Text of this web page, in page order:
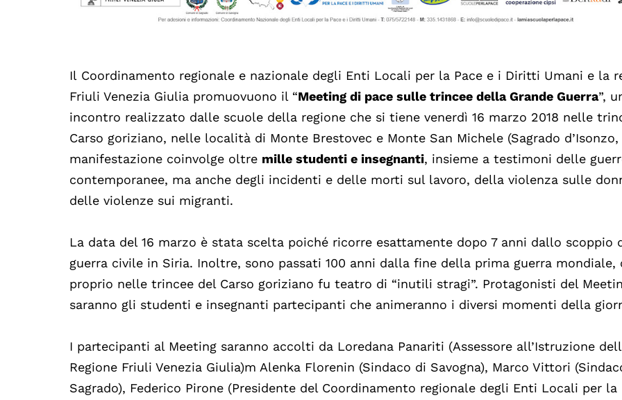
Il Coordinamento regionale e nazionale degli Enti Locali per la Pace e i Diritti Umani e la
Friuli Venezia Giulia promuovuono il “Meeting di pace sulle trincee della Grande Guerra”,
incontro realizzato dalle scuole della regione che si tiene venerdì 16 marzo 2018 nelle
Carso goriziano, nelle località di Monte Brestovec e Monte San Michele (Sagrado d’Isonzo,
manifestazione coinvolge oltre mille studenti e insegnanti, insieme a testimoni delle
contemporanee, ma anche degli incidenti e delle morti sul lavoro, della violenza sulle
delle violenze sui migranti.
La data del 16 marzo è stata scelta poiché ricorre esattamente dopo 7 anni dallo scoppio
guerra civile in Siria. Inoltre, sono passati 100 anni dalla fine della prima guerra mondiale,
proprio nelle trincee del Carso goriziano fu teatro di “inutili stragi”. Protagonisti del
saranno gli studenti e insegnanti partecipanti che animeranno i diversi momenti della
I partecipanti al Meeting saranno accolti da Loredana Panariti (Assessore all’Istruzione
Regione Friuli Venezia Giulia)m Alenka Florenin (Sindaco di Savogna), Marco Vittori
Sagrado), Federico Pirone (Presidente del Coordinamento regionale degli Enti Locali per la